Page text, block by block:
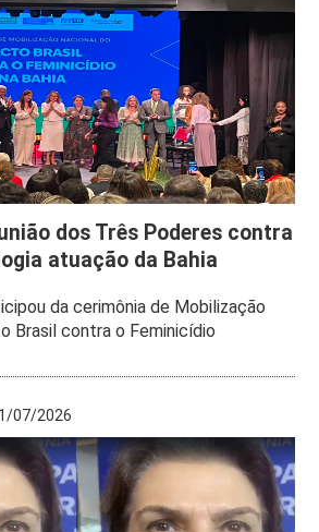
dos Três Poderes contra
atuação da Bahia
da cerimônia de Mobilização
Brasil contra o Feminicídio
07/2026